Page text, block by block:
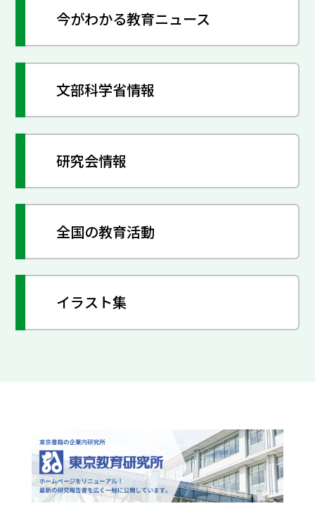
今がわかる教育ニュース
文部科学省情報
研究会情報
全国の教育活動
イラスト集